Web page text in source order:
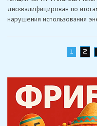
дисквалифицирован по
нарушения использования
записям
2